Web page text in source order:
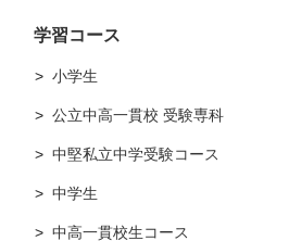
学習コース
小学生
公立中高一貫校 受験専科
中堅私立中学受験コース
中学生
中高一貫校生コース